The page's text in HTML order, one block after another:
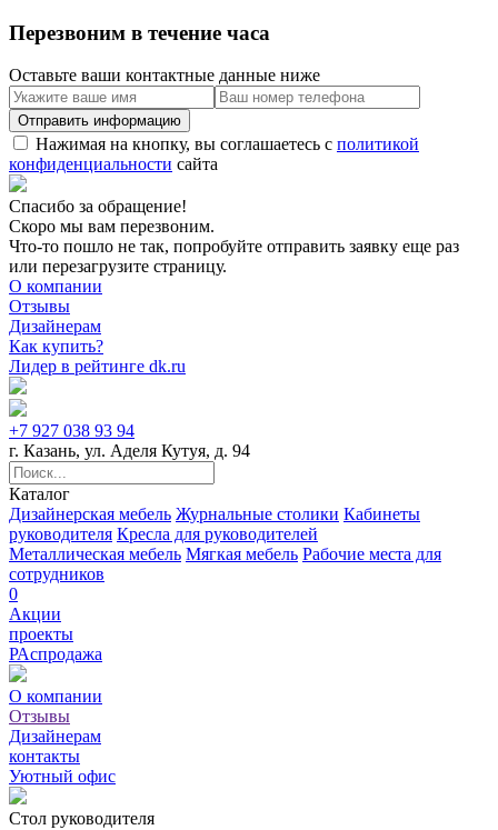
Перезвоним в течение часа
Оставьте ваши контактные данные ниже
Нажимая на кнопку, вы соглашаетесь с политикой
конфиденциальности сайта
Спасибо за обращение!
Скоро мы вам перезвоним.
Что-то пошло не так, попробуйте отправить заявку еще раз
или перезагрузите страницу.
О компании
Отзывы
Дизайнерам
Как купить?
Лидер в рейтинге dk.ru
+7 927 038 93 94
г. Казань, ул. Аделя Кутуя, д. 94
Каталог
Дизайнерская мебель Журнальные столики Кабинеты
руководителя Кресла для руководителей
Металлическая мебель Мягкая мебель Рабочие места для
сотрудников
0
Акции
проекты
РАспродажа
О компании
Отзывы
Дизайнерам
контакты
Уютный офис
Стол руководителя